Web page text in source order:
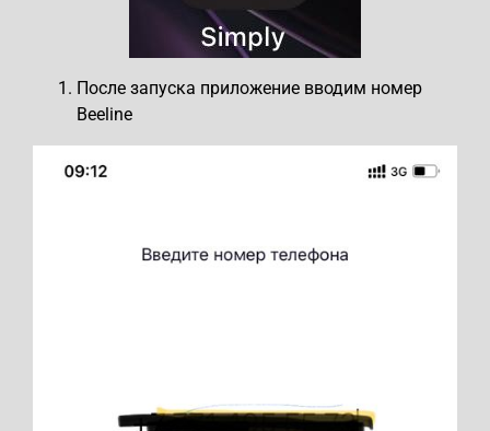
После запуска приложение вводим номер
Beeline